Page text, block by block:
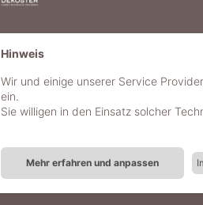
+43
Hinweis
Wir und einige unserer Service
ein.
Sie willigen in den Einsatz solcher
Mehr erfahren und anpassen